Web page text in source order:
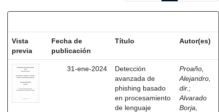
Vista
previa
Fecha de
publicación
Título Autor(es)
31-ene-2024
Detección
avanzada de
phishing basado
en procesamiento
de lenguaje
Proaño,
Alejandro,
dir. ;
Alvarado
Borja,